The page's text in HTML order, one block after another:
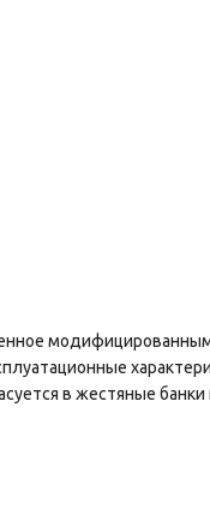
в жестяные банки